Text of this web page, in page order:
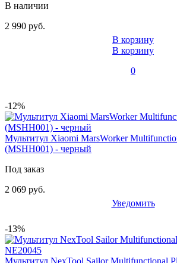
В наличии
2 990 руб.
В корзину
В корзину
0
-12%
Мультитул Xiaomi MarsWorker
(MSHH001) - черный
Под заказ
2 069 руб.
Уведомить
-13%